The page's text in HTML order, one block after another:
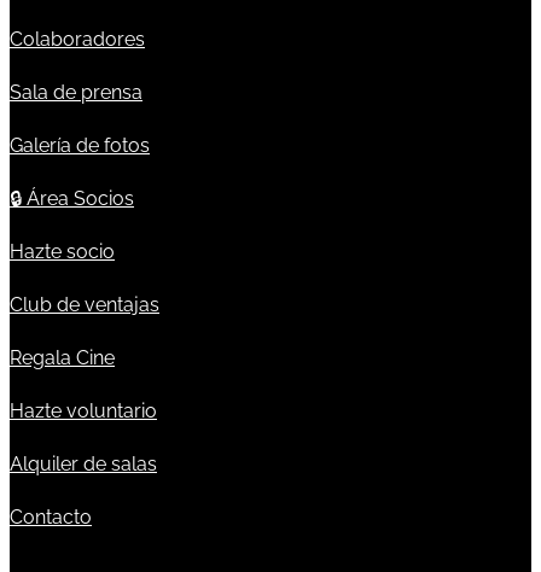
Colaboradores
Sala de prensa
Galería de fotos
🔒 Área Socios
Hazte socio
Club de ventajas
Regala Cine
Hazte voluntario
Alquiler de salas
Contacto